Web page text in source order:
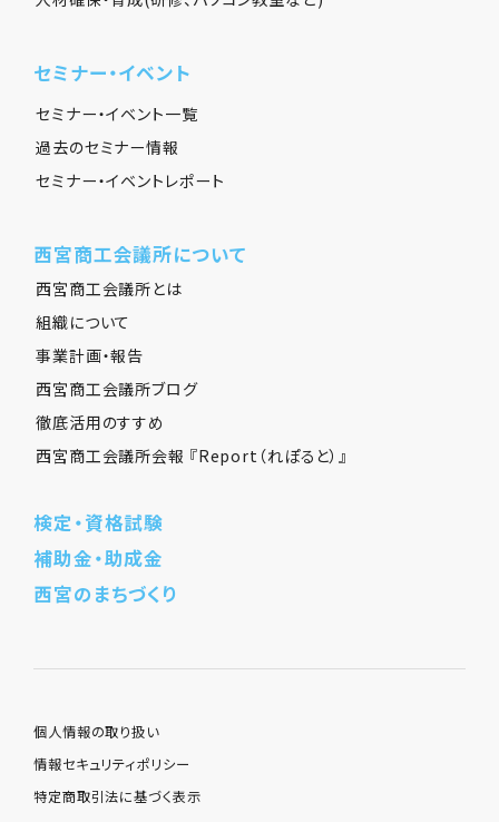
セミナー・イベント
セミナー・イベント一覧
過去のセミナー情報
セミナー・イベントレポート
西宮商工会議所について
西宮商工会議所とは
組織について
事業計画・報告
西宮商工会議所ブログ
徹底活用のすすめ
西宮商工会議所会報 『Report（れぽると）』
検定・資格試験
補助金・助成金
西宮のまちづくり
個人情報の取り扱い
情報セキュリティポリシー
特定商取引法に基づく表示